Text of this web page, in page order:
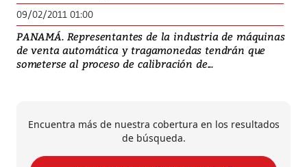
09/02/2011 01:00
PANAMÁ. Representantes de la industria de máquinas
de venta automática y tragamonedas tendrán que
someterse al proceso de calibración de...
Encuentra más de nuestra cobertura en los resultados
de búsqueda.